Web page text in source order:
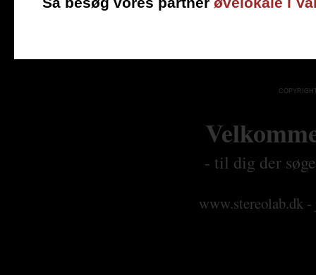
- til dig der
www.stereolab.dk -